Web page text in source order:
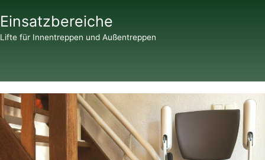
Einsatzbereiche
Lifte für Innentreppen und Außentreppen